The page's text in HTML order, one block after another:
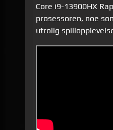
Core i9-13900HX
prosessoren, noe
utrolig